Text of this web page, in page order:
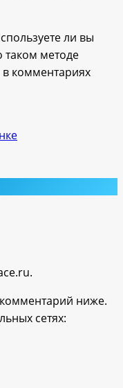
ли вы
таком методе
в комментариях
ниже.
сетях: